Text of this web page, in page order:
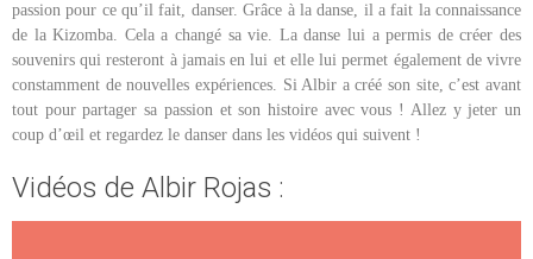
passion pour ce qu’il fait, danser. Grâce à la danse, il a fait la connaissance
de la Kizomba. Cela a changé sa vie. La danse lui a permis de créer des
souvenirs qui resteront à jamais en lui et elle lui permet également de vivre
constamment de nouvelles expériences. Si Albir a créé son site, c’est avant
tout pour partager sa passion et son histoire avec vous ! Allez y jeter un
coup d’œil et regardez le danser dans les vidéos qui suivent !
Vidéos de Albir Rojas :